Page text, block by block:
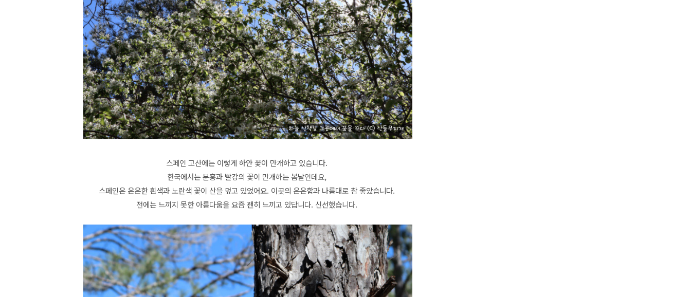
스페인 고산에는 이렇게 하얀 꽃이 만개하고 있습니다.
한국에서는 분홍과 빨강의 꽃이 만개하는 봄날인데요,
스페인은 은은한 흰색과 노란색 꽃이 산을 덮고 있었어요. 이곳의 은은함과 나름대로 참 좋았습니다.
전에는 느끼지 못한 아름다움을 요즘 괜히 느끼고 있답니다. 신선했습니다.